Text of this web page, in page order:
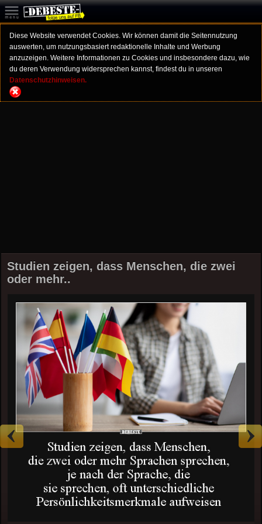
Diese Website verwendet Cookies. Wir können damit die Seitennutzung
auswerten, um nutzungsbasiert redaktionelle Inhalte und Werbung
anzuzeigen. Weitere Informationen zu Cookies und insbesondere dazu, wie
du deren Verwendung widersprechen kannst, findest du in unseren
Datenschutzhinweisen.
Studien zeigen, dass Menschen, die zwei
oder mehr..